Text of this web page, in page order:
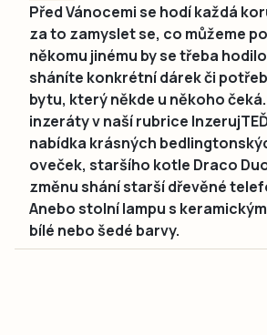
Před Vánocemi se hodí každá
za to zamyslet se, co můžeme
někomu jinému by se třeba
sháníte konkrétní dárek či
bytu, který někde u někoho
inzeráty v naší rubrice
nabídka krásných
oveček, staršího kotle Draco
změnu shání starší dřevěné
Anebo stolní lampu s
bílé nebo šedé barvy.